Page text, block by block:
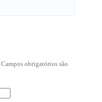
Campos obrigatórios são